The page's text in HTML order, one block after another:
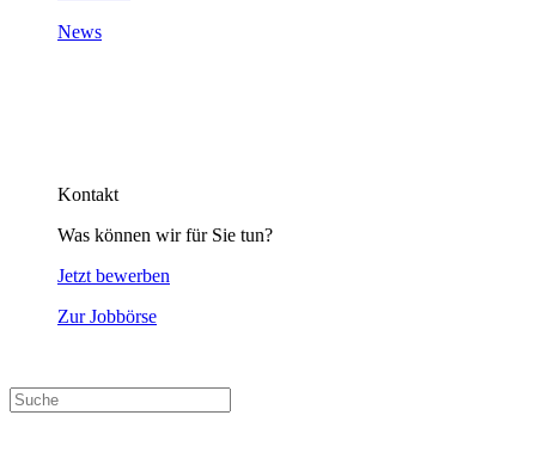
News
Kontakt
Was können wir für Sie tun?
Jetzt bewerben
Zur Jobbörse